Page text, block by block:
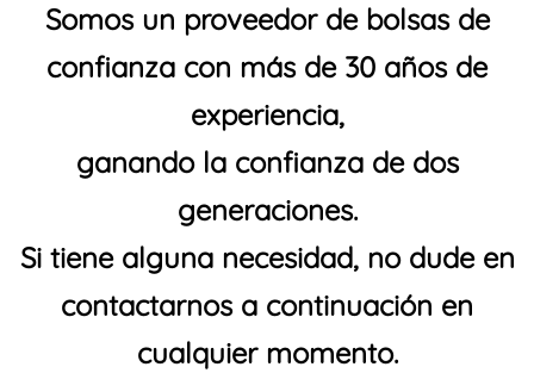
Somos un proveedor de bolsas de
confianza con más de 30 años de
experiencia,
ganando la confianza de dos
generaciones.
Si tiene alguna necesidad, no dude en
contactarnos a continuación en
cualquier momento.